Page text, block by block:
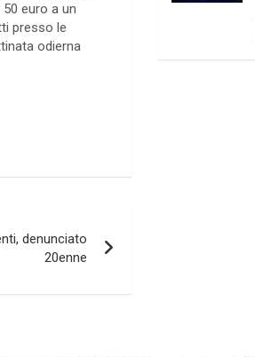
euro a un
presso le
odierna
denunciato
20enne